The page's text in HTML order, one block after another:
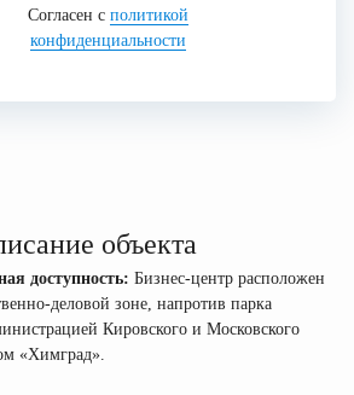
Согласен с политикой
конфиденциальности
объекта
доступность: Бизнес-центр расположен
деловой зоне, напротив парка
Кировского и Московского
«Химград».